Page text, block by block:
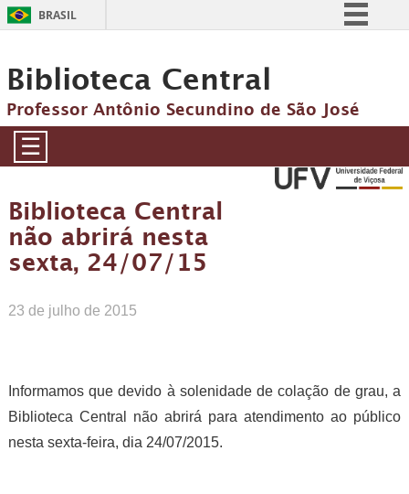
BRASIL
Comunica BR
Participe
Canais
Biblioteca Central
Professor Antônio Secundino de São José
☰
Biblioteca Central
não abrirá nesta
sexta, 24/07/15
23 de julho de 2015
Informamos que devido à solenidade de colação de grau, a
Biblioteca Central não abrirá para atendimento ao público
nesta sexta-feira, dia 24/07/2015.